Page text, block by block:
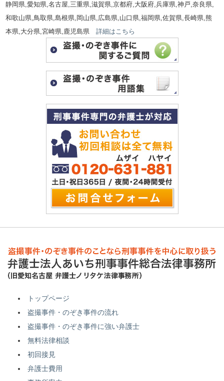
静岡県,愛知県,名古屋,三重県,滋賀県,京都府,大阪府,兵庫県,神戸,奈良県,
和歌山県,鳥取県,島根県,岡山県,広島県,山口県,福岡県,佐賀県,長崎県,熊
本県,大分県,宮崎県,鹿児島県詳細はこちら
トップページ
盗撮事件・のぞき事件の流れ
盗撮事件・のぞき事件に強い弁護士
無料法律相談
初回接見
弁護士費用